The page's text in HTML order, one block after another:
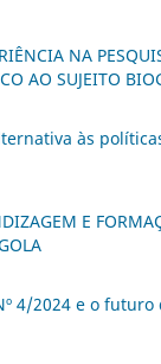
NA
AO SUJEITO
às
E
4/2024 e o